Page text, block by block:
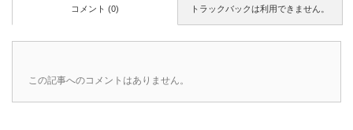
トラックバックは利用できません。
コメント (0)
この記事へのコメントはありません。